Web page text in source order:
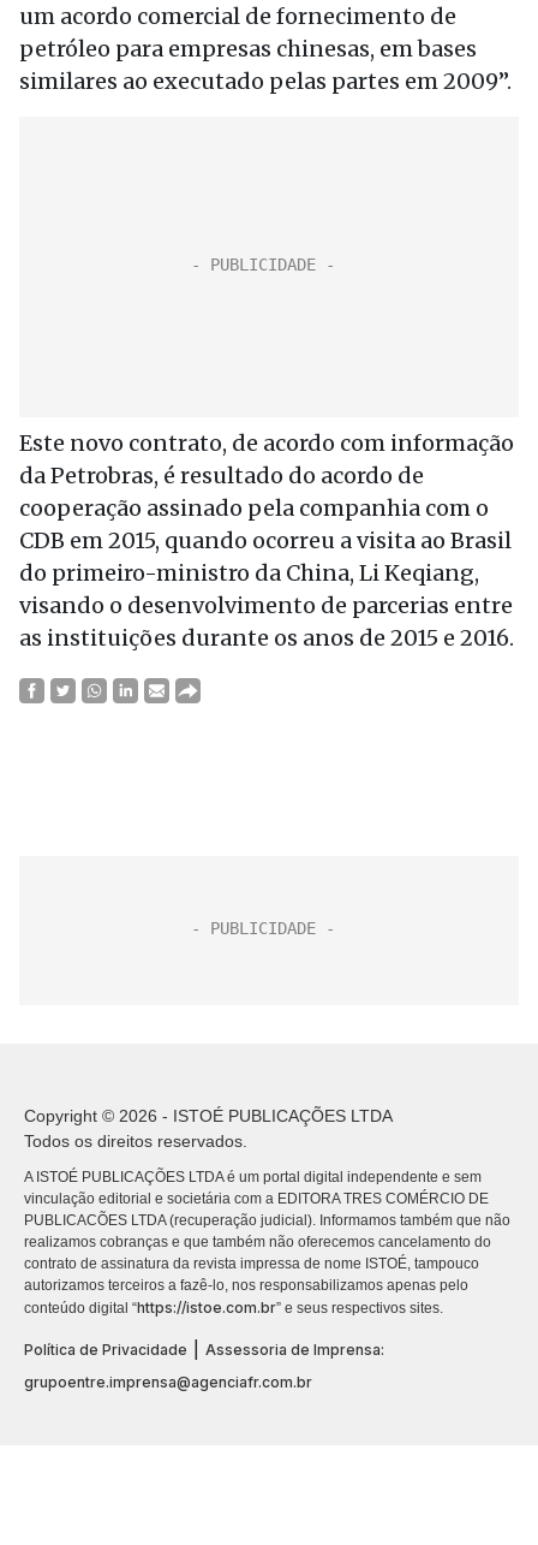
um acordo comercial de fornecimento de
petróleo para empresas chinesas, em bases
similares ao executado pelas partes em 2009”.
Este novo contrato, de acordo com informação
da Petrobras, é resultado do acordo de
cooperação assinado pela companhia com o
CDB em 2015, quando ocorreu a visita ao Brasil
do primeiro-ministro da China, Li Keqiang,
visando o desenvolvimento de parcerias entre
as instituições durante os anos de 2015 e 2016.
Copyright © 2026 - ISTOÉ PUBLICAÇÕES LTDA
Todos os direitos reservados.
A ISTOÉ PUBLICAÇÕES LTDA é um portal digital independente e sem
vinculação editorial e societária com a EDITORA TRES COMÉRCIO DE
PUBLICACÕES LTDA (recuperação judicial). Informamos também que não
realizamos cobranças e que também não oferecemos cancelamento do
contrato de assinatura da revista impressa de nome ISTOÉ, tampouco
autorizamos terceiros a fazê-lo, nos responsabilizamos apenas pelo
conteúdo digital “https://istoe.com.br” e seus respectivos sites.
Política de Privacidade
Assessoria de Imprensa:
grupoentre.imprensa@agenciafr.com.br